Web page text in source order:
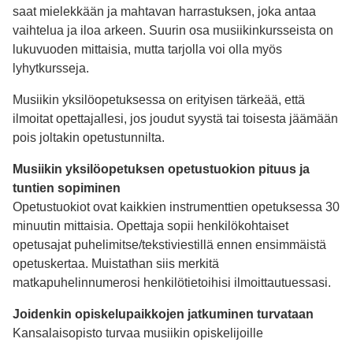
saat mielekkään ja mahtavan harrastuksen, joka antaa
vaihtelua ja iloa arkeen. Suurin osa musiikinkursseista on
lukuvuoden mittaisia, mutta tarjolla voi olla myös
lyhytkursseja.
Musiikin yksilöopetuksessa on erityisen tärkeää, että
ilmoitat opettajallesi, jos joudut syystä tai toisesta jäämään
pois joltakin opetustunnilta.
Musiikin yksilöopetuksen opetustuokion pituus ja
tuntien sopiminen
Opetustuokiot ovat kaikkien instrumenttien opetuksessa 30
minuutin mittaisia. Opettaja sopii henkilökohtaiset
opetusajat puhelimitse/tekstiviestillä ennen ensimmäistä
opetuskertaa. Muistathan siis merkitä
matkapuhelinnumerosi henkilötietoihisi ilmoittautuessasi.
Joidenkin opiskelupaikkojen jatkuminen turvataan
Kansalaisopisto turvaa musiikin opiskelijoille